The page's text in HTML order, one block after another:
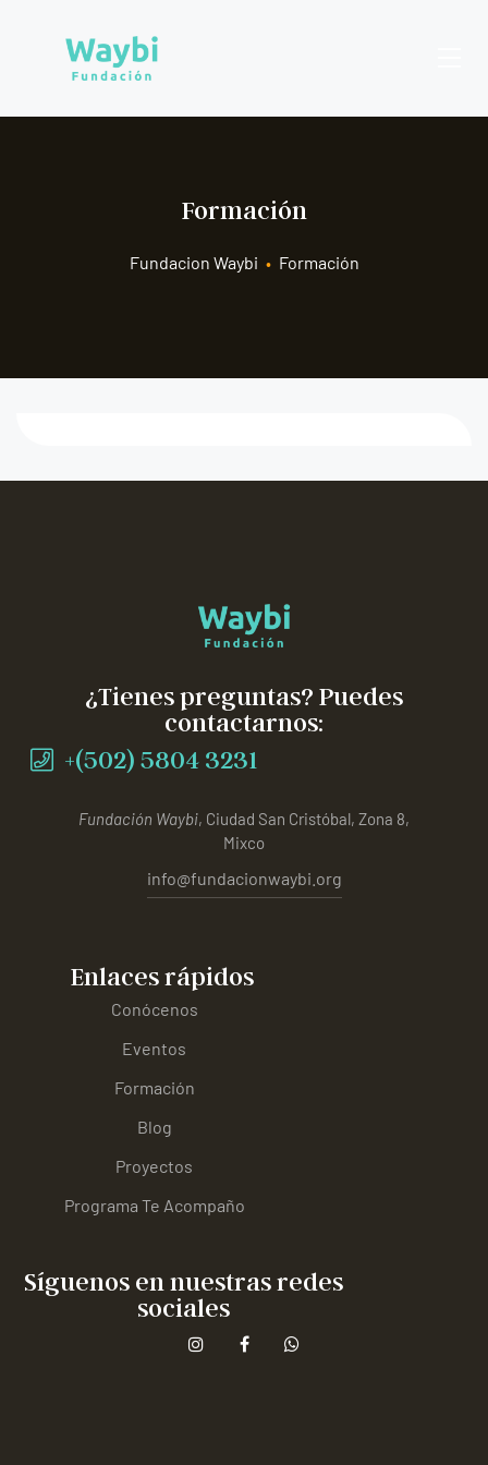
Formación
Fundacion Waybi • Formación
¿Tienes preguntas? Puedes
contactarnos:
+(502) 5804 3231
Fundación Waybi, Ciudad San Cristóbal, Zona 8,
Mixco
info@fundacionwaybi.org
Enlaces rápidos
Conócenos
Eventos
Formación
Blog
Proyectos
Programa Te Acompaño
Síguenos en nuestras redes
sociales